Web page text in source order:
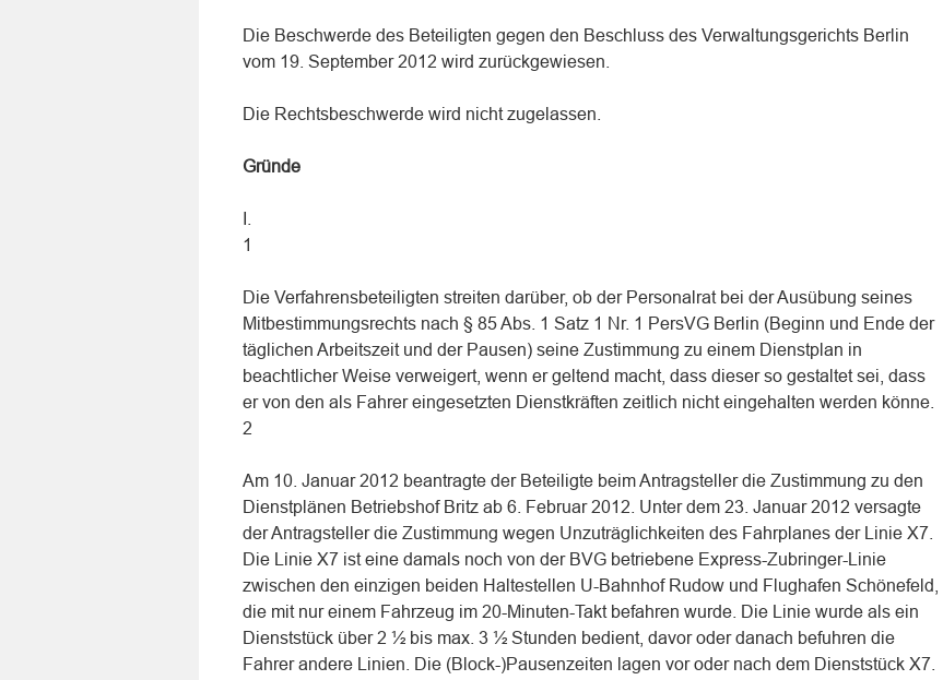
Die Beschwerde des Beteiligten gegen den Beschluss des Verwaltungsgerichts Berlin
vom 19. September 2012 wird zurückgewiesen.
Die Rechtsbeschwerde wird nicht zugelassen.
Gründe
1
Die Verfahrensbeteiligten streiten darüber, ob der Personalrat bei der Ausübung seines
Mitbestimmungsrechts nach § 85 Abs. 1 Satz 1 Nr. 1 PersVG Berlin (Beginn und Ende der
täglichen Arbeitszeit und der Pausen) seine Zustimmung zu einem Dienstplan in
beachtlicher Weise verweigert, wenn er geltend macht, dass dieser so gestaltet sei, dass
er von den als Fahrer eingesetzten Dienstkräften zeitlich nicht eingehalten werden könne.
2
Am 10. Januar 2012 beantragte der Beteiligte beim Antragsteller die Zustimmung zu den
Dienstplänen Betriebshof Britz ab 6. Februar 2012. Unter dem 23. Januar 2012 versagte
der Antragsteller die Zustimmung wegen Unzuträglichkeiten des Fahrplanes der Linie X7.
Die Linie X7 ist eine damals noch von der BVG betriebene Express-Zubringer-Linie
zwischen den einzigen beiden Haltestellen U-Bahnhof Rudow und Flughafen Schönefeld,
die mit nur einem Fahrzeug im 20-Minuten-Takt befahren wurde. Die Linie wurde als ein
Dienststück über 2 ½ bis max. 3 ½ Stunden bedient, davor oder danach befuhren die
Fahrer andere Linien. Die (Block-)Pausenzeiten lagen vor oder nach dem Dienststück X7.